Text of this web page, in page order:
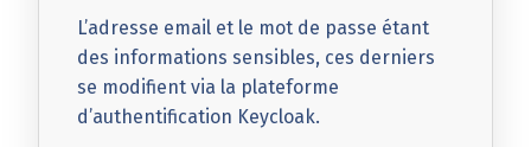
L’adresse email et le mot de passe étant
des informations sensibles, ces derniers
se modifient via la plateforme
d’authentification Keycloak.